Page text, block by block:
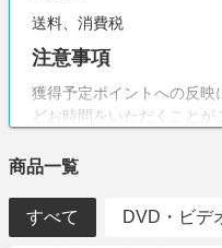
送料、消費税
注意事項
獲得予定ポイントへの反映
どお時間をいただくことが
遷移先にてご確認ください。
商品一覧
すべて DVD・ビデ